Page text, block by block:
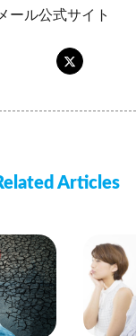
ール公式サイト
Articles